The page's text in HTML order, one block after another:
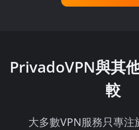
PrivadoVPN與其
較
大多數VPN服務只專注